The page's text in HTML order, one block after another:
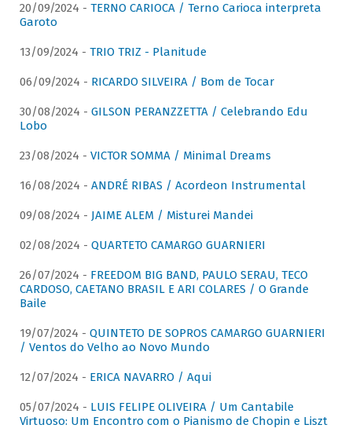
20/09/2024 - TERNO CARIOCA / Terno Carioca interpreta
Garoto
13/09/2024 - TRIO TRIZ - Planitude
06/09/2024 - RICARDO SILVEIRA / Bom de Tocar
30/08/2024 - GILSON PERANZZETTA / Celebrando Edu
Lobo
23/08/2024 - VICTOR SOMMA / Minimal Dreams
16/08/2024 - ANDRÉ RIBAS / Acordeon Instrumental
09/08/2024 - JAIME ALEM / Misturei Mandei
02/08/2024 - QUARTETO CAMARGO GUARNIERI
26/07/2024 - FREEDOM BIG BAND, PAULO SERAU, TECO
CARDOSO, CAETANO BRASIL E ARI COLARES / O Grande
Baile
19/07/2024 - QUINTETO DE SOPROS CAMARGO GUARNIERI
/ Ventos do Velho ao Novo Mundo
12/07/2024 - ERICA NAVARRO / Aqui
05/07/2024 - LUIS FELIPE OLIVEIRA / Um Cantabile
Virtuoso: Um Encontro com o Pianismo de Chopin e Liszt